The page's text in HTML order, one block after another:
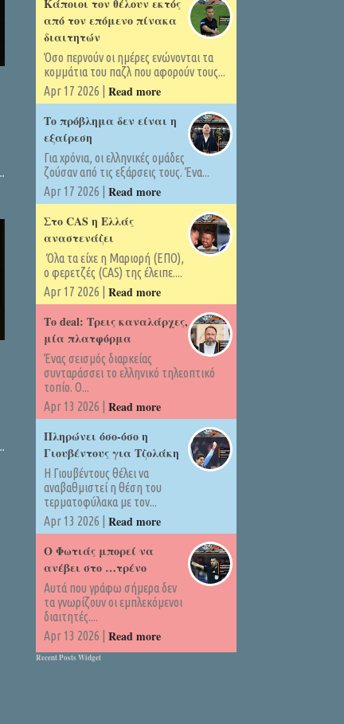
Κάποιοι τον θέλουν εκτός
από τον επόμενο πίνακα
διαιτητών
Όσο περνούν οι ημέρες ενώνονται τα
κομμάτια του παζλ που αφορούν τους...
Apr 17 2026 | Read more
Το πρόβλημα δεν είναι η
εξαίρεση
Για χρόνια, οι ελληνικές ομάδες
ζούσαν από τις εξάρσεις τους. Ένα...
Apr 17 2026 | Read more
Στο CAS η Ελλάς
αναστενάζει
Όλα τα είχε η Μαριορή (ΕΠΟ),
ο φερετζές (CAS) της έλειπε....
Apr 17 2026 | Read more
Το deal: Τρεις καναλάρχες,
μία πλατφόρμα
Ένας σεισμός διαρκείας
συνταράσσει το ελληνικό τηλεοπτικό
τοπίο. Ο...
Apr 13 2026 | Read more
Πληρώνει όσο-όσο η
Γιουβέντους για Τζολάκη
Η Γιουβέντους θέλει να
αναβαθμιστεί η θέση του
τερματοφύλακα με τον...
Apr 13 2026 | Read more
Ο Φωτιάς μπορεί να
ανέβει στο …τρένο
Αυτά που γράφω σήμερα δεν
τα γνωρίζουν οι εμπλεκόμενοι
διαιτητές....
Apr 13 2026 | Read more
Recent Posts Widget